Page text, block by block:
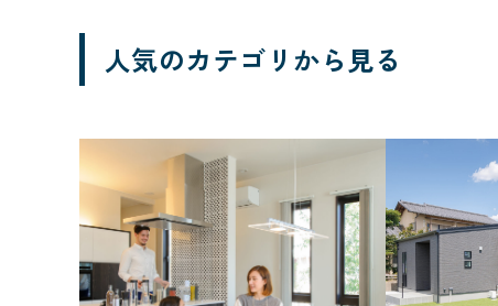
人気のカテゴリから見る
価格帯